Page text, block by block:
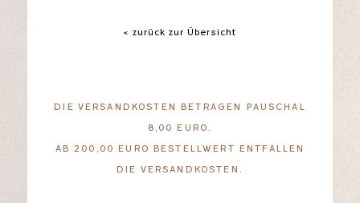
< zurück zur Übersicht
DIE VERSANDKOSTEN BETRAGEN PAUSCHAL
8,00 EURO.
AB 200,00 EURO BESTELLWERT ENTFALLEN
DIE VERSANDKOSTEN.